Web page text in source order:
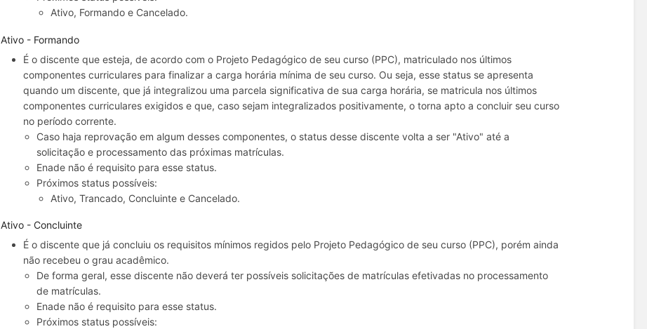
Ativo, Formando e Cancelado.
Ativo - Formando
É o discente que esteja, de acordo com o Projeto Pedagógico de seu curso (PPC), matriculado nos últimos
componentes curriculares para finalizar a carga horária mínima de seu curso. Ou seja, esse status se apresenta
quando um discente, que já integralizou uma parcela significativa de sua carga horária, se matricula nos últimos
componentes curriculares exigidos e que, caso sejam integralizados positivamente, o torna apto a concluir seu curso
no período corrente.
Caso haja reprovação em algum desses componentes, o status desse discente volta a ser "Ativo" até a
solicitação e processamento das próximas matrículas.
Enade não é requisito para esse status.
Próximos status possíveis:
Ativo, Trancado, Concluinte e Cancelado.
Ativo - Concluinte
É o discente que já concluiu os requisitos mínimos regidos pelo Projeto Pedagógico de seu curso (PPC), porém ainda
não recebeu o grau acadêmico.
De forma geral, esse discente não deverá ter possíveis solicitações de matrículas efetivadas no processamento
de matrículas.
Enade não é requisito para esse status.
Próximos status possíveis: